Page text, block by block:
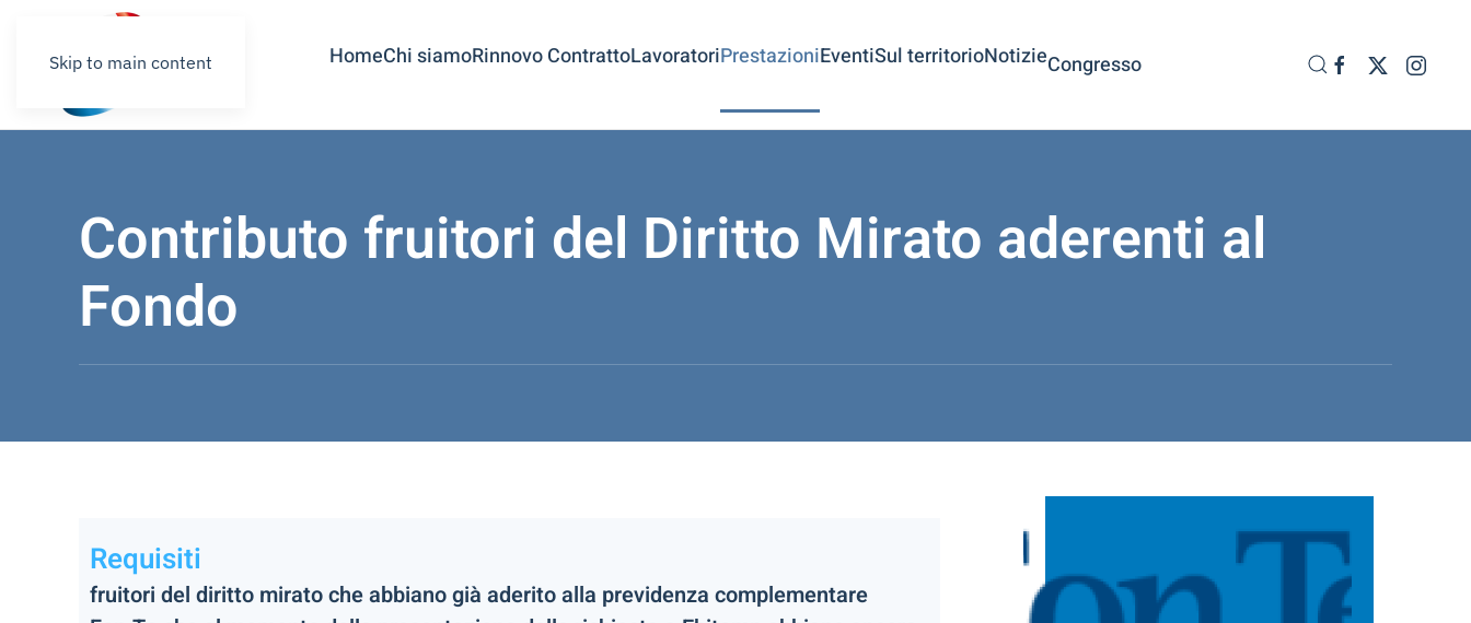
Skip to main content HomeChi siamoRinnovo ContrattoLavoratoriPrestazioniEventiSul territorioNotizieCongresso
Contributo fruitori del Diritto Mirato aderenti al
Fondo
Requisiti
fruitori del diritto mirato che abbiano già aderito alla previdenza complementare